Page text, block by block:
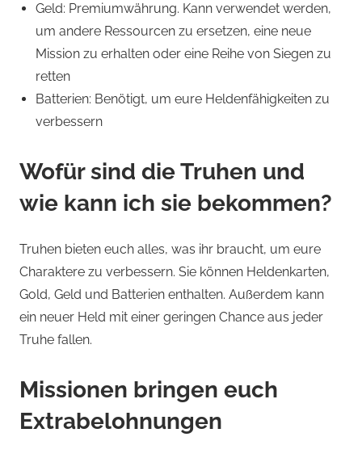
Geld: Premiumwährung. Kann verwendet werden,
um andere Ressourcen zu ersetzen, eine neue
Mission zu erhalten oder eine Reihe von Siegen zu
retten
Batterien: Benötigt, um eure Heldenfähigkeiten zu
verbessern
Wofür sind die Truhen und
wie kann ich sie bekommen?
Truhen bieten euch alles, was ihr braucht, um eure
Charaktere zu verbessern. Sie können Heldenkarten,
Gold, Geld und Batterien enthalten. Außerdem kann
ein neuer Held mit einer geringen Chance aus jeder
Truhe fallen.
Missionen bringen euch
Extrabelohnungen